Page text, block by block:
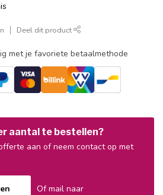
Deel dit product
met je favoriete betaalmethode
aantal te bestellen?
aan of neem contact op met
Of mail naar